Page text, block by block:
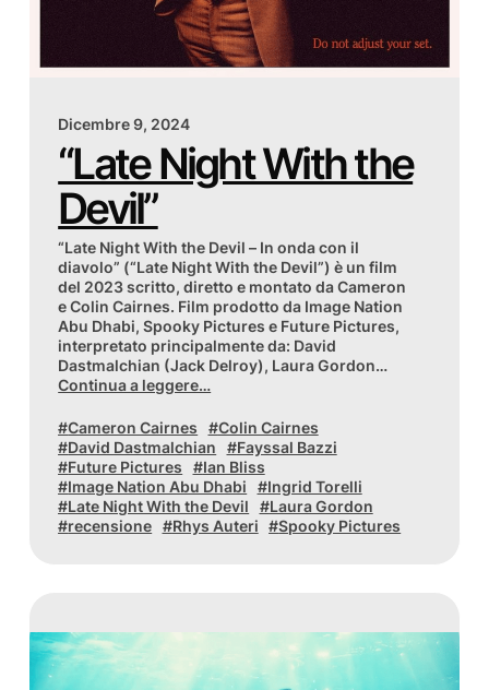
Dicembre 9, 2024
“Late Night With the
Devil”
“Late Night With the Devil – In onda con il
diavolo” (“Late Night With the Devil”) è un film
del 2023 scritto, diretto e montato da Cameron
e Colin Cairnes. Film prodotto da Image Nation
Abu Dhabi, Spooky Pictures e Future Pictures,
interpretato principalmente da: David
Dastmalchian (Jack Delroy), Laura Gordon…
Continua a leggere…
Cameron Cairnes
Colin Cairnes
David Dastmalchian
Fayssal Bazzi
Future Pictures
Ian Bliss
Image Nation Abu Dhabi
Ingrid Torelli
Late Night With the Devil
Laura Gordon
recensione
Rhys Auteri Spooky Pictures